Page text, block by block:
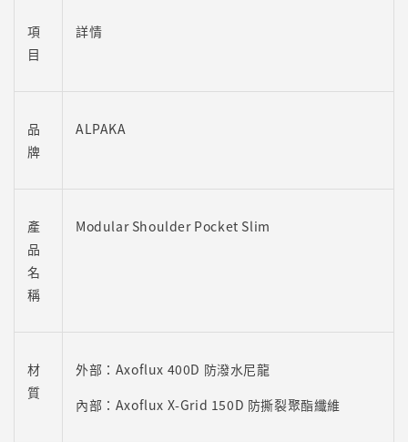
項
目
詳情
品
牌
ALPAKA
產
品
名
稱
Modular Shoulder Pocket Slim
材
質
外部：Axoflux 400D 防潑水尼龍
內部：Axoflux X-Grid 150D 防撕裂聚酯纖維